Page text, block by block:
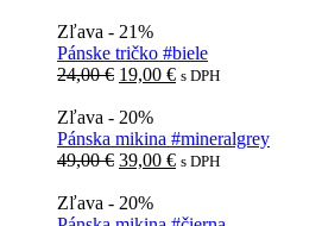
bola:
24,00 €.19,00 €.
Zľava - 21%
Pánske tričko #biele
24,00€ Pôvodná
bola:
24,00 €.
19,00 €Aktuálna
19,00 €.
s DPH
Zľava - 20%
Pánska mikina #mineralgrey
49,00€ Pôvodná
bola:
39,00 €Aktuálna
s DPH
Zľava - 20%